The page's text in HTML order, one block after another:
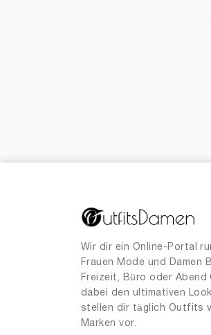
Wir dir ein Online-Portal
Frauen Mode und Damen
Freizeit, Büro oder
dabei den ultimativen
stellen dir täglich Outfits
Marken vor.